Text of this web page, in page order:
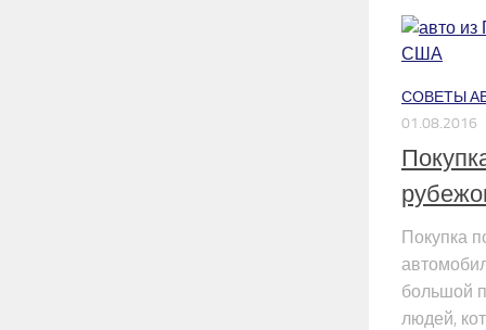
СОВЕТЫ
01.08.2016
Покупка
большой
людей,